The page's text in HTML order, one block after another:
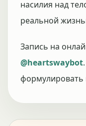
насилия над
реальной
Запись на
@heartswaybot
формулировать